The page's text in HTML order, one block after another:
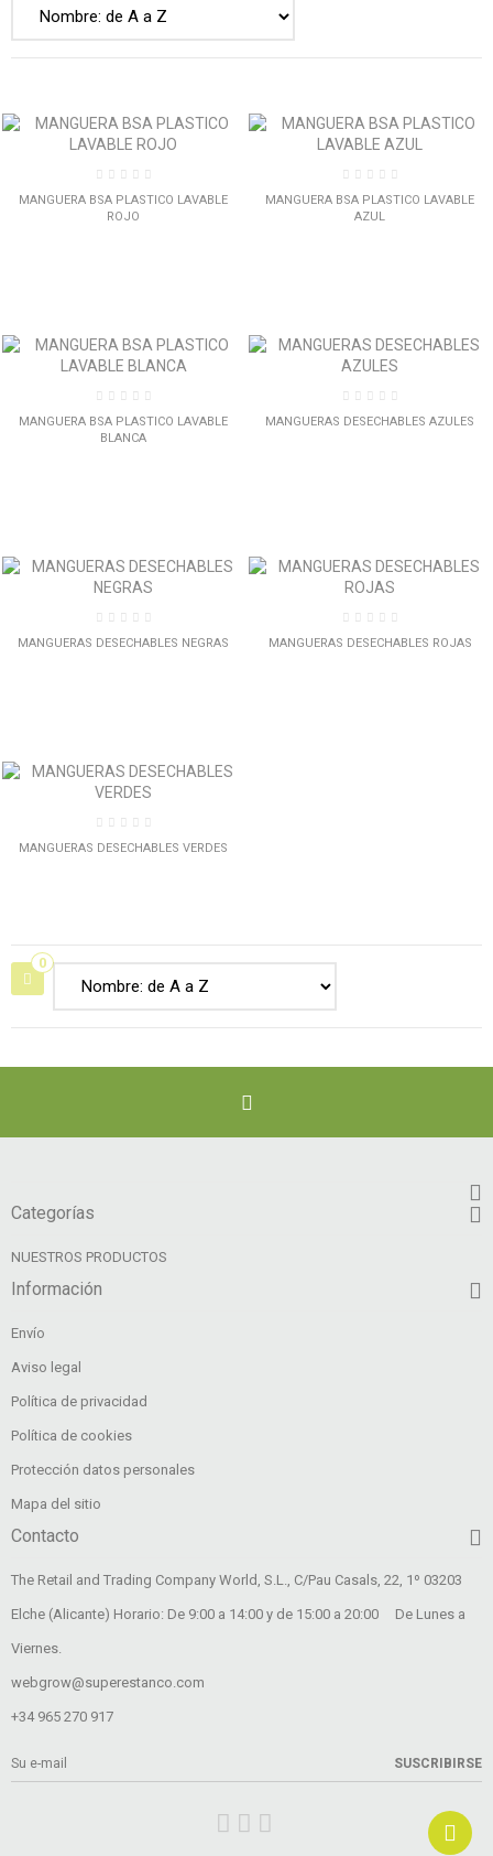
MANGUERA BSA PLASTICO LAVABLE
ROJO
MANGUERA BSA PLASTICO LAVABLE
AZUL
MANGUERA BSA PLASTICO LAVABLE
BLANCA
MANGUERAS DESECHABLES AZULES
MANGUERAS DESECHABLES NEGRAS MANGUERAS DESECHABLES ROJAS
MANGUERAS DESECHABLES VERDES
0
Categorías
NUESTROS PRODUCTOS
Información
Envío
Aviso legal
Política de privacidad
Política de cookies
Protección datos personales
Mapa del sitio
Contacto
The Retail and Trading Company World, S.L., C/Pau Casals, 22, 1º 03203
Elche (Alicante) Horario: De 9:00 a 14:00 y de 15:00 a 20:00 De Lunes a
Viernes.
webgrow@superestanco.com
+34 965 270 917
SUSCRIBIRSE